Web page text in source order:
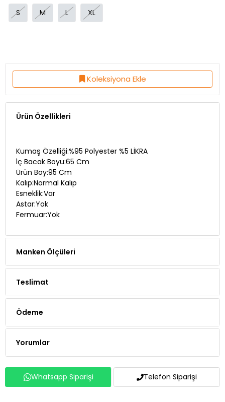
S M L XL
Koleksiyona Ekle
Ürün Özellikleri
Kumaş Özelliği:%95 Polyester %5 LİKRA
İç Bacak Boyu:65 Cm
Ürün Boy:95 Cm
Kalıp:Normal Kalıp
Esneklik:Var
Astar:Yok
Fermuar:Yok
Manken Ölçüleri
Teslimat
Ödeme
Yorumlar
Whatsapp Siparişi Telefon Siparişi